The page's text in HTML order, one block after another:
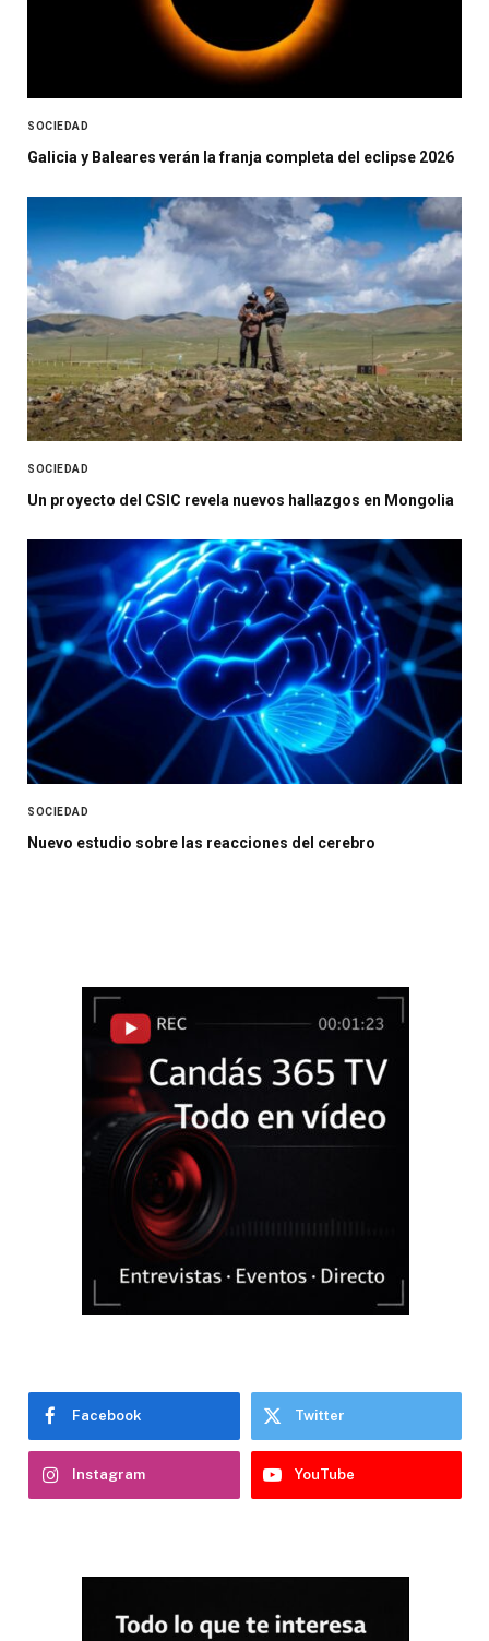
SOCIEDAD
Galicia y Baleares verán la franja completa del eclipse 2026
SOCIEDAD
Un proyecto del CSIC revela nuevos hallazgos en Mongolia
SOCIEDAD
Nuevo estudio sobre las reacciones del cerebro
Facebook Twitter
Instagram YouTube